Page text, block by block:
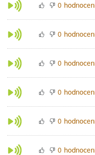
0
0
0
0
0
0